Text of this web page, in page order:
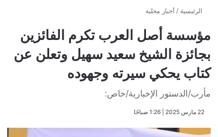
الرئيسية / أخبار محلية
مؤسسة أصل العرب تكرم الفائزين
بجائزة الشيخ سعيد سهيل وتعلن عن
كتاب يحكي سيرته وجهوده
مأرب/الدستور الإخبارية/خاص:
​22 مارس 2025 | 1:26 صباحًا